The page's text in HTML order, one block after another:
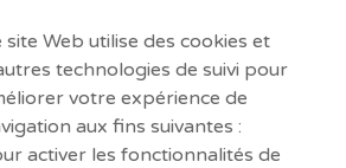
site Web utilise des cookies et
technologies de suivi pour
votre expérience de
aux fins suivantes :
activer les fonctionnalités de